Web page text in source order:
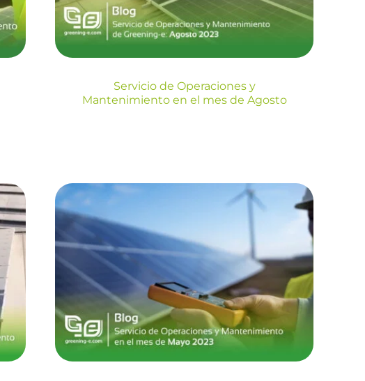
Blog
Servicio de Operaciones y
Mantenimiento en el mes de Agosto
Servicio de
Operaciones y
Mantenimiento en el
mes de Mayo 2023
Blog